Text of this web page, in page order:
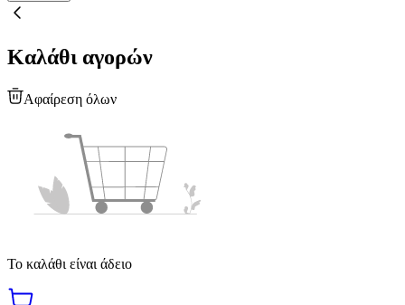
Καλάθι αγορών
Αφαίρεση όλων
Το καλάθι είναι άδειο